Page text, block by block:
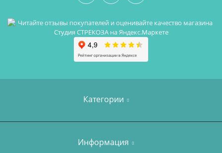
Категории
Чехол на стульчик для кормления
Информация